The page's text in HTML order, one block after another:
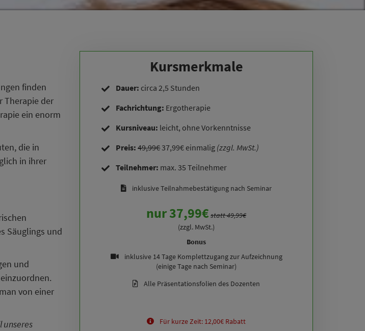
finden
Therapie der
ein enorm
die in
in ihrer
Säuglings und
und
von einer
unseres
Kursmerkmale
Dauer: circa 2,5 Stunden
Fachrichtung: Ergotherapie
Kursniveau: leicht, ohne Vorkenntnisse
Preis:49,99€37,99€ einmalig (zzgl. MwSt.)
Teilnehmer: max. 35 Teilnehmer
inklusive Teilnahmebestätigung nach Seminar
nur 37,99€statt 49,99€
(zzgl. MwSt.)
Bonus
inklusive 14 Tage Komplettzugang zur Aufzeichnung
(einige Tage nach Seminar)
Alle Präsentationsfolien des Dozenten
Für kurze Zeit: 12,00€ Rabatt